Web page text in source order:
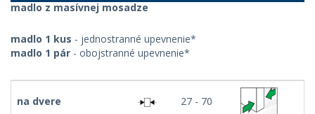
madlo z masívnej mosadze
madlo 1 kus - jednostranné upevnenie*
madlo 1 pár - obojstranné upevnenie*
na dvere 27 - 70